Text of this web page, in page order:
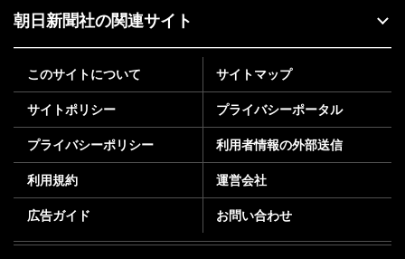
朝日新聞社の関連サイト
このサイトについて サイトマップ
サイトポリシー プライバシーポータル
プライバシーポリシー 利用者情報の外部送信
利用規約 運営会社
広告ガイド お問い合わせ